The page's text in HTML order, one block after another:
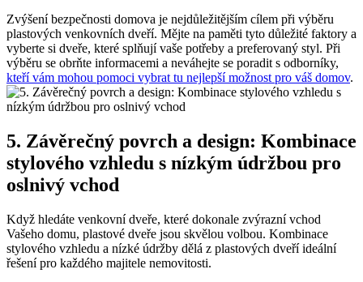
Zvýšení bezpečnosti domova je nejdůležitějším cílem při výběru
plastových venkovních dveří. Mějte na paměti tyto důležité faktory a
vyberte si dveře, které splňují vaše potřeby a preferovaný styl. Při
výběru se obrňte informacemi a neváhejte se poradit s odborníky,
kteří vám mohou pomoci vybrat tu nejlepší možnost pro váš domov.
5. Závěrečný povrch a design: Kombinace
stylového vzhledu s nízkým údržbou pro
oslnivý vchod
Když hledáte venkovní dveře, které dokonale zvýrazní vchod
Vašeho domu, plastové dveře jsou skvělou volbou. Kombinace
stylového vzhledu a nízké údržby dělá z plastových dveří ideální
řešení pro každého majitele nemovitosti.